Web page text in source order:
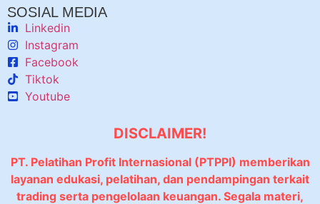
SOSIAL MEDIA
Linkedin
Instagram
Facebook
Tiktok
Youtube
DISCLAIMER!
PT. Pelatihan Profit Internasional (PTPPI) memberikan
layanan edukasi, pelatihan, dan pendampingan terkait
trading serta pengelolaan keuangan. Segala materi,